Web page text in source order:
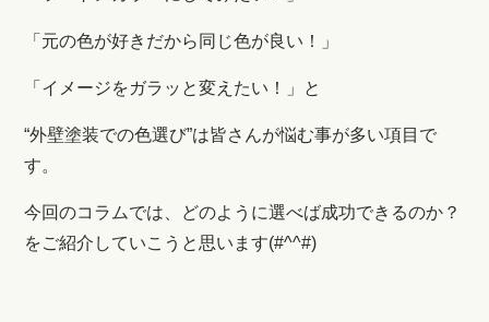
「元の色が好きだから同じ色が良い！」
「イメージをガラッと変えたい！」と
“外壁塗装での色選び”は皆さんが悩む事が多い項目で
す。
今回のコラムでは、どのように選べば成功できるのか？
をご紹介していこうと思います(#^^#)